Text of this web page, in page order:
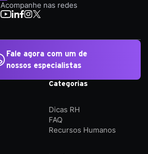
Acompanhe nas redes
Categorias
Dicas RH
FAQ
Recursos Humanos
Fale agora com um de
nossos especialistas